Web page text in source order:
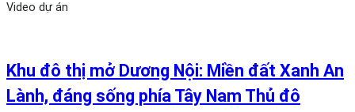
Video dự án
Khu đô thị mở Dương Nội: Miền đất Xanh An
Lành, đáng sống phía Tây Nam Thủ đô